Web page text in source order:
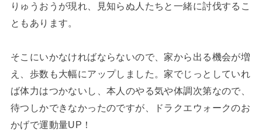
りゅうおうが現れ、見知らぬ人たちと一緒に討伐するこ
ともあります。
そこにいかなければならないので、家から出る機会が増
え、歩数も大幅にアップしました。家でじっとしていれ
ば体力はつかないし、本人のやる気や体調次第なので、
待つしかできなかったのですが、ドラクエウォークのお
かげで運動量UP！